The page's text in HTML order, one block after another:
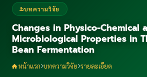
บทความวิจัย
Changes in Physico-Chemical
Microbiological Properties in
Bean Fermentation
หน้าแรก บทความวิจัย รายละเอียด